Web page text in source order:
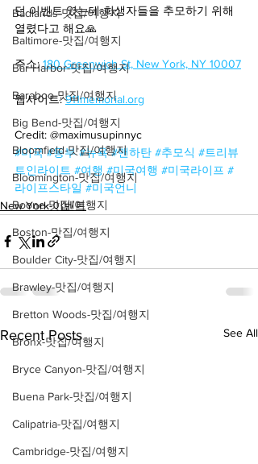
Badlands-맛집/여행지
Baltimore-맛집/여행지
Bar Harbor-맛집/여행지
Baraboo-맛집/여행지
Big Bend-맛집/여행지
Bloomfield-맛집/여행지
Bloomington-맛집/여행지
Boone-맛집/여행지
Boston-맛집/여행지
Boulder City-맛집/여행지
Brawley-맛집/여행지
Bretton Woods-맛집/여행지
Bronx-맛집/여행지
Bryce Canyon-맛집/여행지
Buena Park-맛집/여행지
Calipatria-맛집/여행지
Cambridge-맛집/여행지
던 이벤트 였는데 희생자들을 추모하기 위해
열렸다고 해요🙏
주소: 180 Greenwich St, New York, NY 10007
웹사이트: 911memorial.org
Credit: @maximusupinnyc
#미국 #동부 #뉴욕 #맨하탄 #추모식 #트리뷰
트인라이트 #여행 #미국여행 #미국라이프 #
라이프스타일 #미국언니
New York-이벤트
Recent Posts See All